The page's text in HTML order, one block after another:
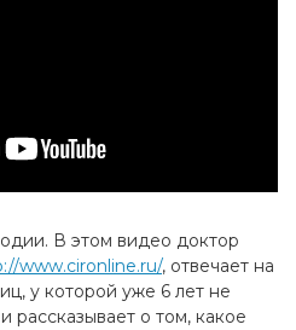
В этом видео доктор
www.cironline.ru/, отвечает на
у которой уже 6 лет не
рассказывает о том, какое